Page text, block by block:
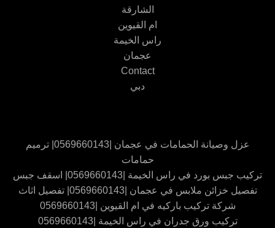
الشارقة
ام القيوين
راس الخيمة
عجمان
Contact
دبي
عزل وصيانة الحمامات في عجمان |0569660143| ترميم
حمامات
تركيب جبس بورد في راس الخيمة |0569660143| اسقف جبس
تفصيل خزائن ملابس في عجمان |0569660143| تفصيل اثاث
شركة تركيب باركيه في ام القيوين |0569660143
تركيب ورق جدران في راس الخيمة |0569660143